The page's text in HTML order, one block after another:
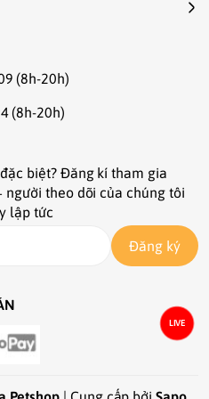
#viengonen
(8h-20h)
(8h-20h)
biệt? Đăng kí tham gia
người theo dõi của chúng tôi
lập tức
Đăng ký
LIVE